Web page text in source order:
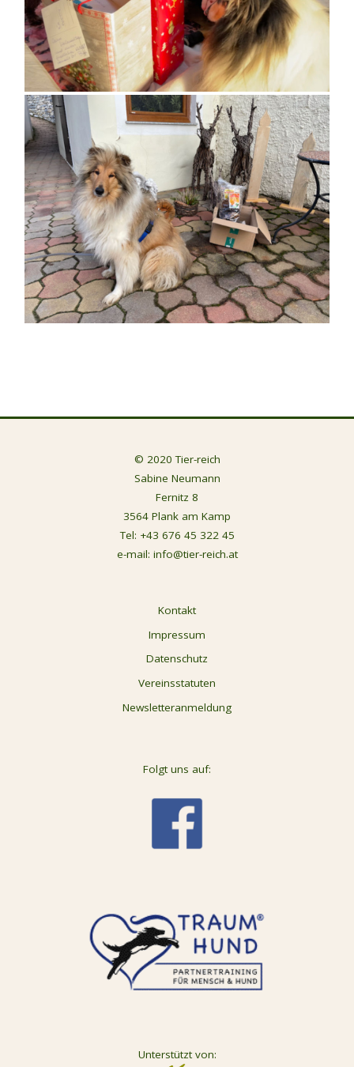
© 2020 Tier-reich
Sabine Neumann
Fernitz 8
3564 Plank am Kamp
Tel: +43 676 45 322 45
e-mail: info@tier-reich.at
Kontakt
Impressum
Datenschutz
Vereinsstatuten
Newsletteranmeldung
Folgt uns auf:
Unterstützt von: